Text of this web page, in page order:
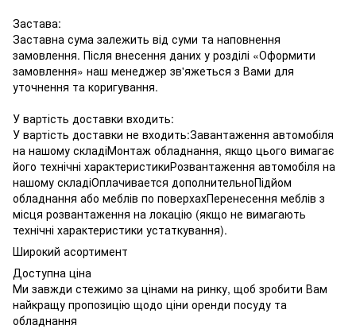
Застава:
Заставна сума залежить від суми та наповнення
замовлення. Після внесення даних у розділі «Оформити
замовлення» наш менеджер зв'яжеться з Вами для
уточнення та коригування.
У вартість доставки входить:
У вартість доставки не входить:Завантаження автомобіля
на нашому складіМонтаж обладнання, якщо цього вимагає
його технічні характеристикиРозвантаження автомобіля на
нашому складіОплачивается дополнительноПідйом
обладнання або меблів по поверхахПеренесення меблів з
місця розвантаження на локацію (якщо не вимагають
технічні характеристики устаткування).
Широкий асортимент
Доступна ціна
Ми завжди стежимо за цінами на ринку, щоб зробити Вам
найкращу пропозицію щодо ціни оренди посуду та
обладнання